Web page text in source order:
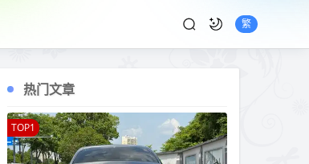
繁
热门文章
TOP1